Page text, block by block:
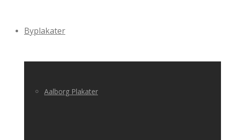
Byplakater
Aalborg Plakater